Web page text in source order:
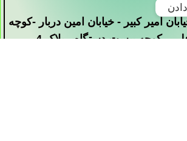
امیر کبیر - خیابان امین دربار -کوچه
- کوچه بیست دستگاه - پلاک 4